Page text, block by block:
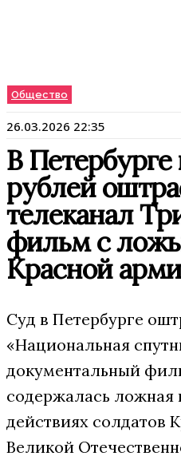
Общество
26.03.2026 22:35
В
рублей
телеканал
фильм с
Красной
Суд в Петербурге
«Национальная
документальный
содержалась
действиях солдатов
Великой